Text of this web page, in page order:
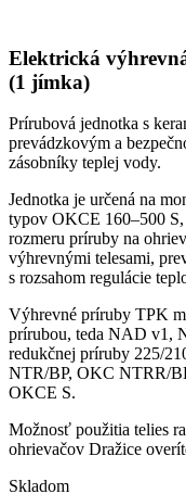
Elektrická
(1 jímka)
Prírubová jednotka s
prevádzkovým a
zásobníky teplej vody.
Jednotka je určená na
typov OKCE 160–500
rozmeru príruby na
výhrevnými telesami,
s rozsahom regulácie
Výhrevné príruby TPK
prírubou, teda NAD v1,
redukčnej príruby 225/
NTR/BP, OKC NTRR/
OKCE S.
Možnosť použitia telies
ohrievačov Dražice
Skladom